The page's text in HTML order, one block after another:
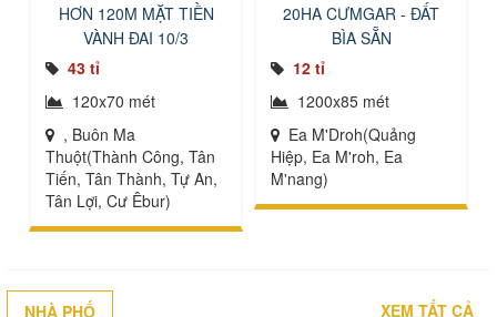
HƠN 120M MẶT TIỀN
VÀNH ĐAI 10/3
43 tỉ
120x70 mét
, Buôn Ma
Thuột(Thành Công, Tân
Tiến, Tân Thành, Tự An,
Tân Lợi, Cư Êbur)
20HA CƯMGAR - ĐẤT
BÌA SẴN
12 tỉ
1200x85 mét
Ea M'Droh(Quảng
Hiệp, Ea M'roh, Ea
M'nang)
NHÀ PHỐ XEM TẤT CẢ